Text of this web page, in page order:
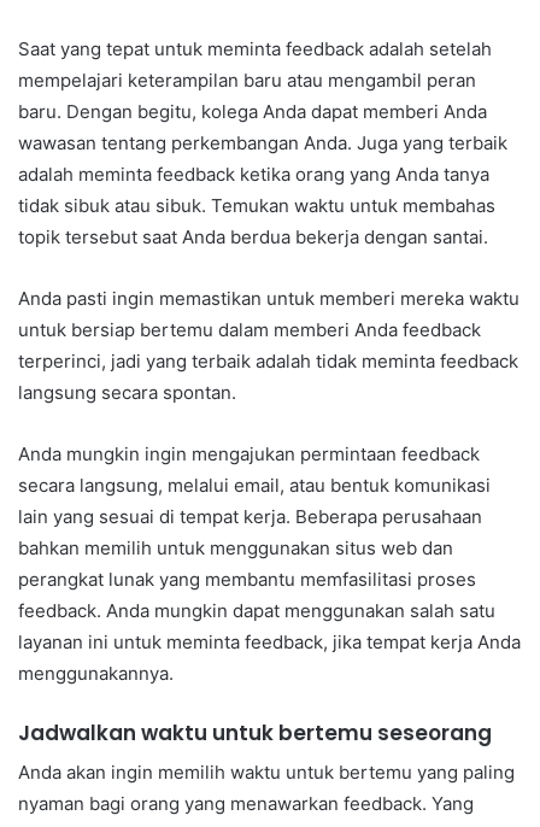
Saat yang tepat untuk meminta feedback adalah setelah
mempelajari keterampilan baru atau mengambil peran
baru. Dengan begitu, kolega Anda dapat memberi Anda
wawasan tentang perkembangan Anda. Juga yang terbaik
adalah meminta feedback ketika orang yang Anda tanya
tidak sibuk atau sibuk. Temukan waktu untuk membahas
topik tersebut saat Anda berdua bekerja dengan santai.
Anda pasti ingin memastikan untuk memberi mereka waktu
untuk bersiap bertemu dalam memberi Anda feedback
terperinci, jadi yang terbaik adalah tidak meminta feedback
langsung secara spontan.
Anda mungkin ingin mengajukan permintaan feedback
secara langsung, melalui email, atau bentuk komunikasi
lain yang sesuai di tempat kerja. Beberapa perusahaan
bahkan memilih untuk menggunakan situs web dan
perangkat lunak yang membantu memfasilitasi proses
feedback. Anda mungkin dapat menggunakan salah satu
layanan ini untuk meminta feedback, jika tempat kerja Anda
menggunakannya.
Jadwalkan waktu untuk bertemu seseorang
Anda akan ingin memilih waktu untuk bertemu yang paling
nyaman bagi orang yang menawarkan feedback. Yang